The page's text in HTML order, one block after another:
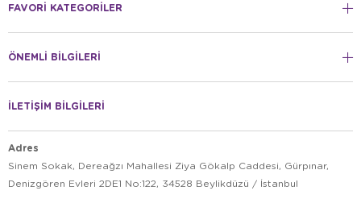
FAVORİ KATEGORİLER
ÖNEMLİ BİLGİLERİ
İLETİŞİM BİLGİLERİ
Adres
Sinem Sokak, Dereağzı Mahallesi Ziya Gökalp Caddesi, Gürpınar,
Denizgören Evleri 2DE1 No:122, 34528 Beylikdüzü / İstanbul